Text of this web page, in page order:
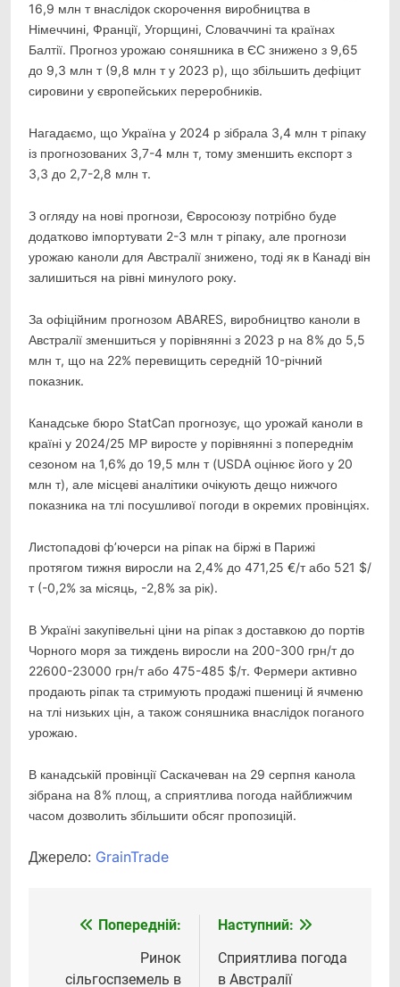
16,9 млн т внаслідок скорочення виробництва в
Німеччині, Франції, Угорщині, Словаччині та країнах
Балтії. Прогноз урожаю соняшника в ЄС знижено з 9,65
до 9,3 млн т (9,8 млн т у 2023 р), що збільшить дефіцит
сировини у європейських переробників.
Нагадаємо, що Україна у 2024 р зібрала 3,4 млн т ріпаку
із прогнозованих 3,7-4 млн т, тому зменшить експорт з
3,3 до 2,7-2,8 млн т.
З огляду на нові прогнози, Євросоюзу потрібно буде
додатково імпортувати 2-3 млн т ріпаку, але прогнози
урожаю каноли для Австралії знижено, тоді як в Канаді він
залишиться на рівні минулого року.
За офіційним прогнозом ABARES, виробництво каноли в
Австралії зменшиться у порівнянні з 2023 р на 8% до 5,5
млн т, що на 22% перевищить середній 10-річний
показник.
Канадське бюро StatCan прогнозує, що урожай каноли в
країні у 2024/25 МР виросте у порівнянні з попереднім
сезоном на 1,6% до 19,5 млн т (USDA оцінює його у 20
млн т), але місцеві аналітики очікують дещо нижчого
показника на тлі посушливої погоди в окремих провінціях.
Листопадові ф’ючерси на ріпак на біржі в Парижі
протягом тижня виросли на 2,4% до 471,25 €/т або 521 $/
т (-0,2% за місяць, -2,8% за рік).
В Україні закупівельні ціни на ріпак з доставкою до портів
Чорного моря за тиждень виросли на 200-300 грн/т до
22600-23000 грн/т або 475-485 $/т. Фермери активно
продають ріпак та стримують продажі пшениці й ячменю
на тлі низьких цін, а також соняшника внаслідок поганого
урожаю.
В канадській провінції Саскачеван на 29 серпня канола
зібрана на 8% площ, а сприятлива погода найближчим
часом дозволить збільшити обсяг пропозицій.
Джерело: GrainTrade
НавігаціяПопередній:
Ринок
сільгоспземель в
Наступний:
Сприятлива погода
в Австралії